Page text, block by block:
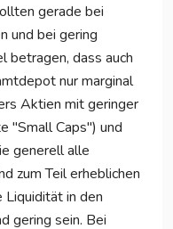
gerade bei
und bei gering
betragen, dass auch
nur marginal
Aktien mit geringer
"Small Caps") und
generell alle
zum Teil erheblichen
Liquidität in den
gering sein. Bei